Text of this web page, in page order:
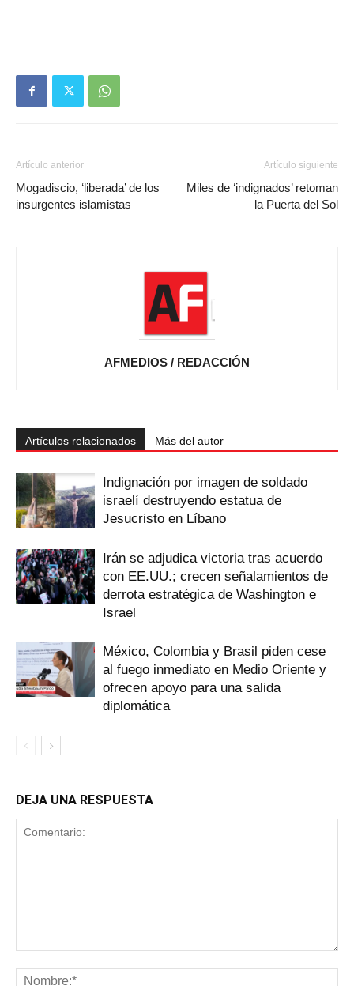
Artículo anterior
Mogadiscio, ‘liberada’ de los
insurgentes islamistas
Artículo siguiente
Miles de ‘indignados’ retoman
la Puerta del Sol
AFMEDIOS / REDACCIÓN
Artículos relacionados Más del autor
Indignación por imagen de soldado
israelí destruyendo estatua de
Jesucristo en Líbano
Irán se adjudica victoria tras acuerdo
con EE.UU.; crecen señalamientos de
derrota estratégica de Washington e
Israel
México, Colombia y Brasil piden cese
al fuego inmediato en Medio Oriente y
ofrecen apoyo para una salida
diplomática
DEJA UNA RESPUESTA